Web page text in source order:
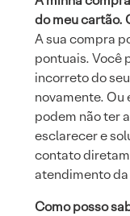
do meu cartão.
A sua compra
pontuais. Você
incorreto do
novamente. Ou
podem não ter
esclarecer e
contato
atendimento
Como posso